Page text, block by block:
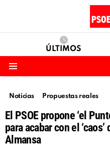
ÚLTIMOS
Noticias Propuestas reales
El PSOE propone ‘el
para acabar con el
Almansa